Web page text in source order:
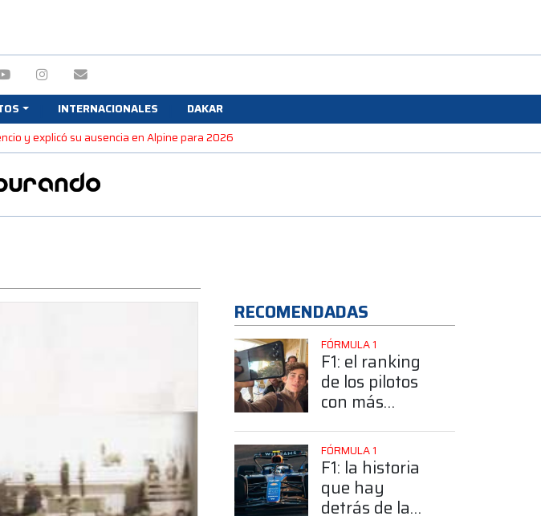
INTERNACIONALES
DAKAR
y explicó su ausencia en Alpine para 2026
RECOMENDADAS
FÓRMULA 1
F1: el ranking
de los pilotos
con más
sorprendente
posición de
Colapinto
FÓRMULA 1
F1: la historia
que hay
detrás de la